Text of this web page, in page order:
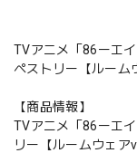
TVアニメ「86ーエ
ペストリー【ルーム
【商品情報】
TVアニメ「86ーエ
リー【ルームウェア